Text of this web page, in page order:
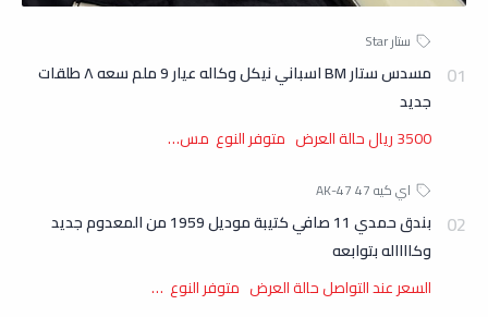
مسدس ستار BM اسباني نيكل وكاله عيار 9 ملم سعه ٨ طلقات
جديد
3500 ريال حالة العرض متوفر النوع مس…
بندق حمدي 11 صافي كتيبة موديل 1959 من المعدوم جديد
وكااااله بتوابعه
السعر عند التواصل حالة العرض متوفر النوع …